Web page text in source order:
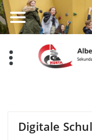
Zum
Inhalt
springen
Digitale